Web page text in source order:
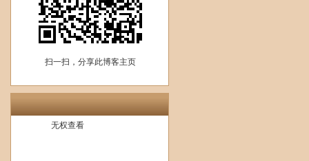
扫一扫，分享此博客主页
无权查看